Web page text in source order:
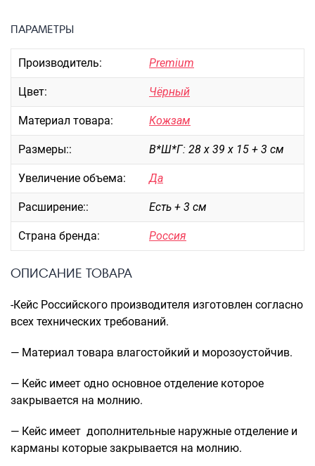
ЧЕХЛЫ ДЛЯ ЧЕМОДАНОВ
Мешки для обуви
Пеналы для школы
Новинки
Багаж
Чемоданы оптом
Чемоданы на колесах
Чемоданы детские
Рюкзаки детские для детских
Бьюти-кейсы
Распродажа
Сумки колесные
Сумки деловые
Сумки поясные
ПАРАМЕТРЫ
Производитель: Premium
Цвет: Чёрный
Материал товара: Кожзам
Размеры:: В*Ш*Г: 28 х 39 х 15 + 3 см
Увеличение объема: Да
Расширение:: Есть + 3 см
Страна бренда: Россия
ОПИСАНИЕ ТОВАРА
-Кейс Российского производителя изготовлен согласно
всех технических требований.
— Материал товара влагостойкий и морозоустойчив.
— Кейс имеет одно основное отделение которое
закрывается на молнию.
— Кейс имеет дополнительные наружные отделение и
карманы которые закрывается на молнию.